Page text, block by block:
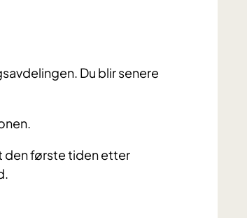
Du blir senere
den første tiden etter